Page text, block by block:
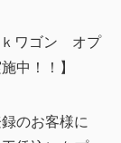
ｋワゴン オプ
中！！】
のお客様に